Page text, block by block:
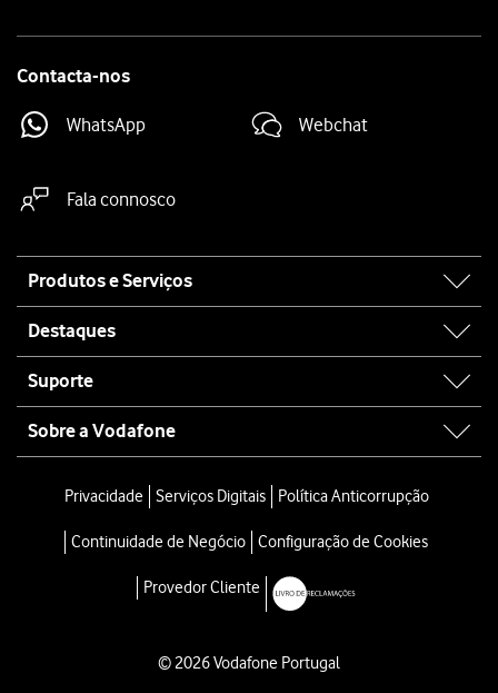
Contacta-nos
WhatsApp Webchat
Fala connosco
map
Produtos e Serviços
Destaques
Suporte
Sobre a Vodafone
Privacidade Serviços Digitais Política Anticorrupção
Continuidade de Negócio Configuração de Cookies
Provedor Cliente
© 2026 Vodafone Portugal